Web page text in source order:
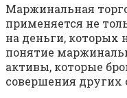
Маржинальная
применяется не
на деньги, которых
понятие
активы, которые
совершения других